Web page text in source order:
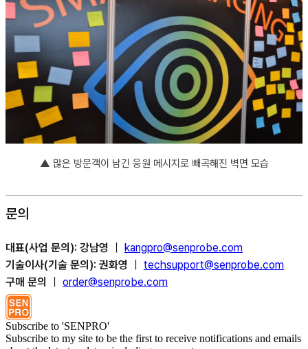
▲ 많은 방문객이 남긴 응원 메시지로 빼곡해진 벽면 모습
문의
대표(사업 문의): 강남영
kangpro@senprobe.com
기술이사(기술 문의): 권화영
techsupport@senprobe.com
구매 문의
order@senprobe.com
Subscribe to 'SENPRO'
Subscribe to my site to be the first to receive notifications and emails